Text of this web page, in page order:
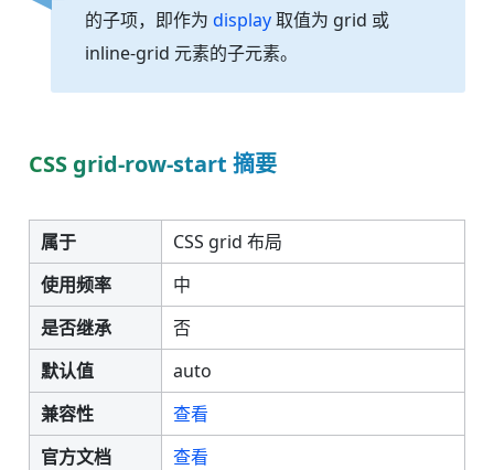
的子项，即作为 display取值为 grid 或
inline-grid 元素的子元素。
CSS grid-row-start 摘要
属于
CSS grid 布局
使用频率
中
是否继承
否
默认值
auto
兼容性
查看
官方文档
查看